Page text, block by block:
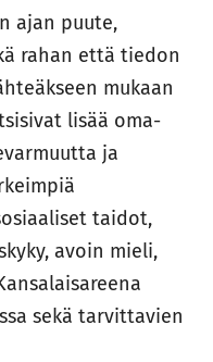
ajan puute,
rahan että tiedon
mukaan
lisää oma-
ja
taidot,
avoin mieli,
sekä tarvittavien